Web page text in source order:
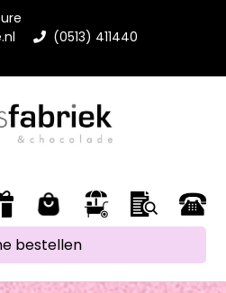
(0513) 411440
bestellen